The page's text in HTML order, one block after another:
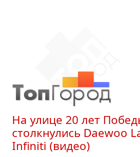
На улице 20 лет
столкнулись Daewoo
Infiniti (видео)